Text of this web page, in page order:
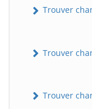
Trouver
Trouver
Trouver